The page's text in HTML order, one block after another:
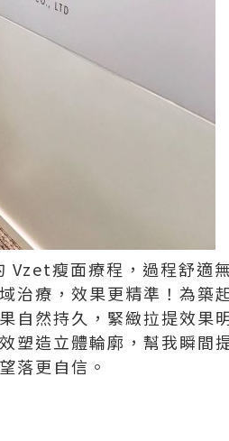
瘦面療程，過程舒適
治療，效果更精準！為築
自然持久，緊緻拉提效果
塑造立體輪廓，幫我瞬間
落更自信。